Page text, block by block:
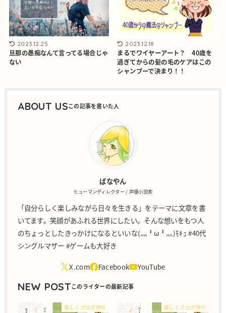
2023.12.25
旦那の愚痴なんて言ってる場合じゃ
ない
2023.12.18
まるでワイヤーアート？ 40歳を
過ぎてからの髪の毛のケアはこの
シャンプーで決まり！！
ABOUT US
ばなやん
ヒューマンディレクター / 声優小説家
「自分らしく楽しみながら日々を生きる」をテーマに文章を書
いてます。笑顔があふれる世界にしたい。そんな想いをもつ人
のちょっとしたきっかけになるといいな(灬╹ω╹灬)ﾓｷｭ #40代
シングルマザー #ゲームも大好き
NEW POST
楽しくブログ作り 楽しくブログ作り